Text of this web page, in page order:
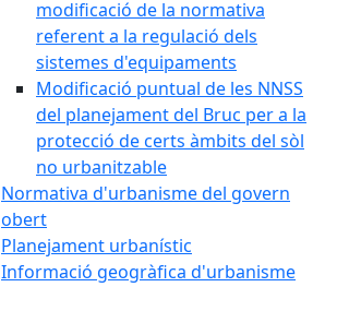
modificació de la normativa
referent a la regulació dels
sistemes d'equipaments
Modificació puntual de les NNSS
del planejament del Bruc per a la
protecció de certs àmbits del sòl
no urbanitzable
Normativa d'urbanisme del govern
obert
Planejament urbanístic
Informació geogràfica d'urbanisme